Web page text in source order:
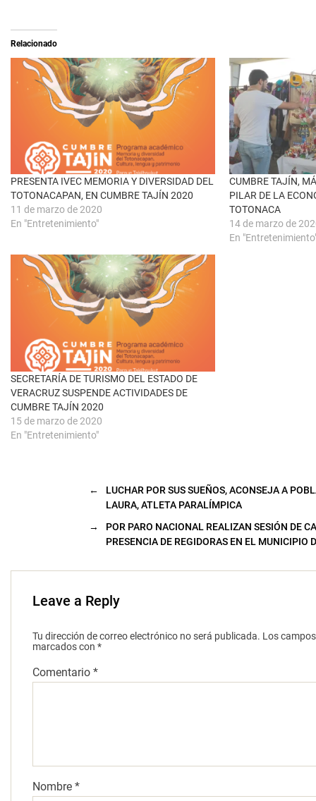
e
b
e
e
n
u
t
a
n
a
n
u
e
v
a
)
n
F
a
c
e
b
o
(
S
e
a
b
r
e
e
n
u
v
e
n
t
a
n
a
e
v
a
)
Relacionado
PRESENTA IVEC MEMORIA Y DIVERSIDAD DEL
TOTONACAPAN, EN CUMBRE TAJÍN 2020
11 de marzo de 2020
En "Entretenimiento"
CUMBRE TAJÍN,
PILAR DE LA
TOTONACA
14 de marzo de
En
SECRETARÍA DE TURISMO DEL ESTADO DE
VERACRUZ SUSPENDE ACTIVIDADES DE
CUMBRE TAJÍN 2020
15 de marzo de 2020
En "Entretenimiento"
←
LUCHAR POR SUS SUEÑOS, ACONSEJA A
LAURA, ATLETA PARALÍMPICA
→
POR PARO NACIONAL REALIZAN SESIÓN DE
PRESENCIA DE REGIDORAS EN EL MUNICIPIO
Leave a Reply
Tu dirección de correo electrónico no será publicada. Los
marcados con *
Comentario *
Nombre *